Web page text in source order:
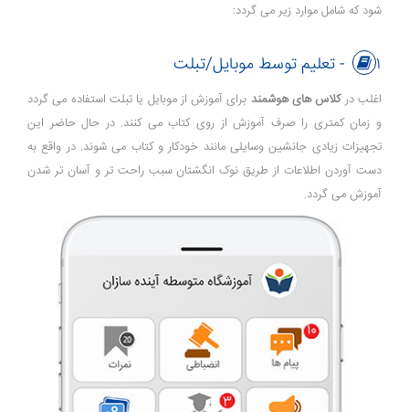
شود که شامل موارد زیر می گردد:
۱- تعلیم توسط موبایل/تبلت
اغلب درکلاس های هوشمند برای آموزش از موبایل یا تبلت استفاده می گردد
و زمان کمتری را صرف آموزش از روی کتاب می کنند. در حال حاضر این
تجهیزات زیادی جانشین وسایلی مانند خودکار و کتاب می شوند. در واقع به
دست آوردن اطلاعات از طریق نوک انگشتان سبب راحت تر و آسان تر شدن
آموزش می گردد.